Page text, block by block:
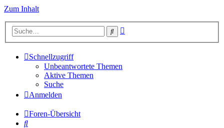
Zum Inhalt
Suche
Schnellzugriff
Unbeantwortete Themen
Aktive Themen
Suche
Anmelden
Foren-Übersicht
Suche